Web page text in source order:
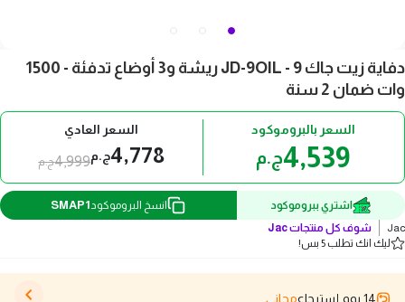
دفاية زيت جاك JD-9OIL - 9 ريشة و3 أوضاع تدفئة - 1500
وات ضمان 2 سنة
السعر بالبروموكود
4,539ج.م
السعر العادي
4,778ج.م4,999ج.م
اشتري ببروموكود انسخ البروموكود SMAP1
Jac شوف كل منتجاتJac
ليك انك تطلب 5 بس!
14 يوم إسترجاع مجاني